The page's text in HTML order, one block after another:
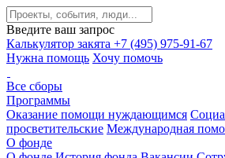
Введите ваш запрос
Калькулятор закята +7 (495) 975-91-67
Нужна помощь Хочу помочь
Все сборы
Программы
Оказание помощи нуждающимся
просветительские Международная
О фонде